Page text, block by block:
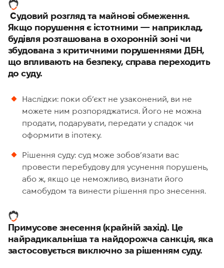
Судовий розгляд та майнові обмеження.
Якщо порушення є істотними — наприклад,
будівля розташована в охоронній зоні чи
збудована з критичними порушеннями ДБН,
що впливають на безпеку, справа переходить
до суду.
Наслідки: поки об’єкт не узаконений, ви не
можете ним розпоряджатися. Його не можна
продати, подарувати, передати у спадок чи
оформити в іпотеку.
Рішення суду: суд може зобов’язати вас
провести перебудову для усунення порушень,
або ж, якщо це неможливо, визнати його
самобудом та винести рішення про знесення.
Примусове знесення (крайній захід). Це
найрадикальніша та найдорожча санкція, яка
застосовується виключно за рішенням суду.